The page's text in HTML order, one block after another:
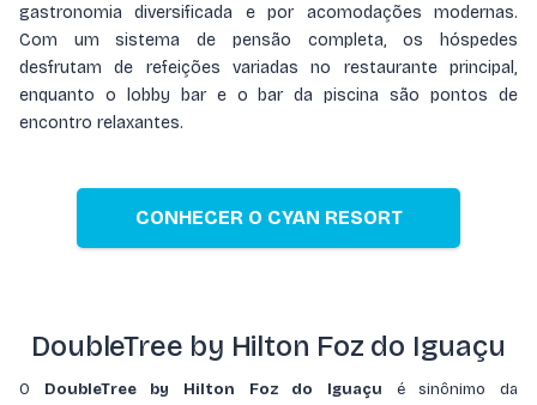
gastronomia diversificada e por acomodações modernas.
Com um sistema de pensão completa, os hóspedes
desfrutam de refeições variadas no restaurante principal,
enquanto o lobby bar e o bar da piscina são pontos de
encontro relaxantes.
CONHECER O CYAN RESORT
DoubleTree by Hilton Foz do Iguaçu
O DoubleTree by Hilton Foz do Iguaçu é sinônimo da